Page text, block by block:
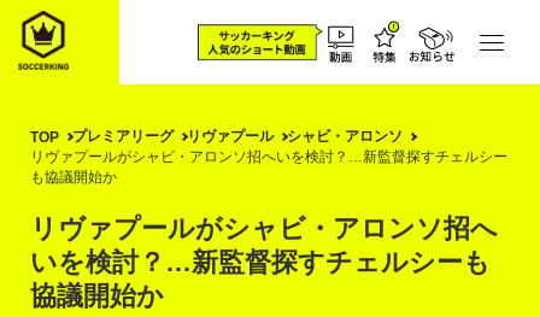
TOP プレミアリーグ リヴァプール
シャビ・アロンソ
リヴァプールがシャビ・アロンソ招へいを検討？…新監督探すチェルシー
も協議開始か
リヴァプールがシャビ・アロンソ招へ
いを検討？…新監督探すチェルシーも
協議開始か